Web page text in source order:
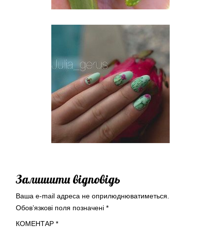
Залишити відповідь
Ваша e-mail адреса не оприлюднюватиметься.
Обов’язкові поля позначені *
КОМЕНТАР *